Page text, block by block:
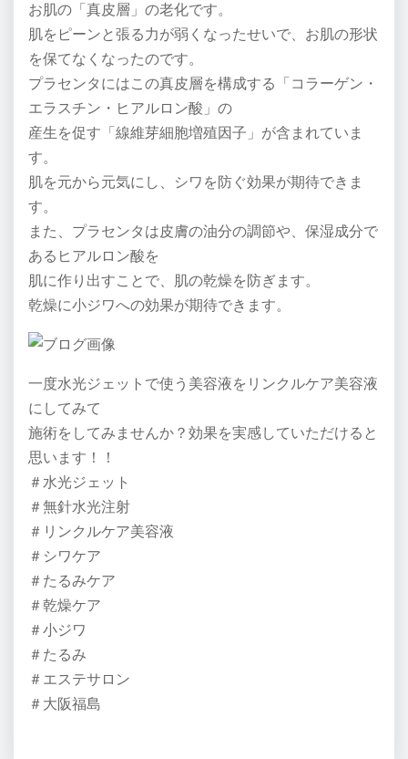
お肌の「真皮層」の老化です。
肌をピーンと張る力が弱くなったせいで、お肌の形状
を保てなくなったのです。
プラセンタにはこの真皮層を構成する「コラーゲン・
エラスチン・ヒアルロン酸」の
産生を促す「線維芽細胞増殖因子」が含まれていま
す。
肌を元から元気にし、シワを防ぐ効果が期待できま
す。
また、プラセンタは皮膚の油分の調節や、保湿成分で
あるヒアルロン酸を
肌に作り出すことで、肌の乾燥を防ぎます。
乾燥に小ジワへの効果が期待できます。
一度水光ジェットで使う美容液をリンクルケア美容液
にしてみて
施術をしてみませんか？効果を実感していただけると
思います！！
＃水光ジェット
＃無針水光注射
＃リンクルケア美容液
＃シワケア
＃たるみケア
＃乾燥ケア
＃小ジワ
＃たるみ
＃エステサロン
＃大阪福島